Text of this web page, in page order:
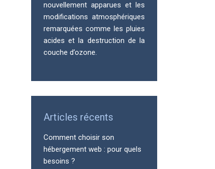
nouvellement apparues et les
modifications atmosphériques
remarquées comme les pluies
acides et la destruction de la
couche d’ozone.
Articles récents
Comment choisir son
hébergement web : pour quels
besoins ?